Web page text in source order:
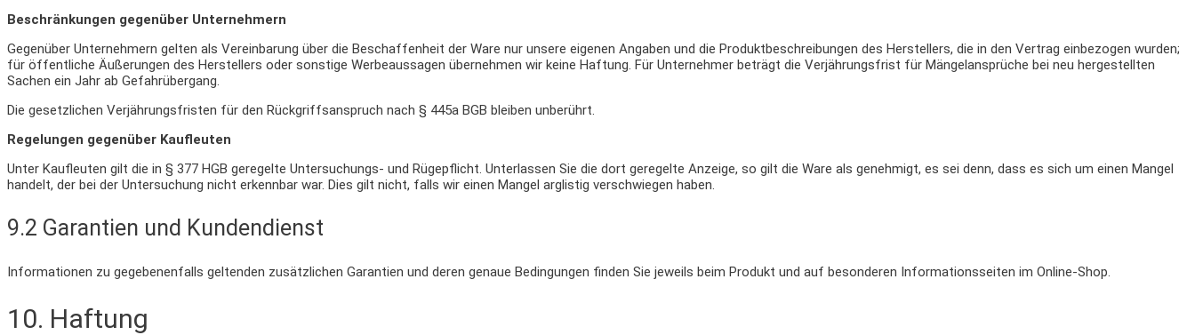
Beschränkungen gegenüber Unternehmern
Gegenüber Unternehmern gelten als Vereinbarung über die Beschaffenheit der Ware nur unsere eigenen Angaben und die Produktbeschreibungen des Herstellers, die in den Vertrag einbezogen wurden;
für öffentliche Äußerungen des Herstellers oder sonstige Werbeaussagen übernehmen wir keine Haftung. Für Unternehmer beträgt die Verjährungsfrist für Mängelansprüche bei neu hergestellten
Sachen ein Jahr ab Gefahrübergang.
Die gesetzlichen Verjährungsfristen für den Rückgriffsanspruch nach § 445a BGB bleiben unberührt.
Regelungen gegenüber Kaufleuten
Unter Kaufleuten gilt die in § 377 HGB geregelte Untersuchungs- und Rügepflicht. Unterlassen Sie die dort geregelte Anzeige, so gilt die Ware als genehmigt, es sei denn, dass es sich um einen Mangel
handelt, der bei der Untersuchung nicht erkennbar war. Dies gilt nicht, falls wir einen Mangel arglistig verschwiegen haben.
9.2 Garantien und Kundendienst
Informationen zu gegebenenfalls geltenden zusätzlichen Garantien und deren genaue Bedingungen finden Sie jeweils beim Produkt und auf besonderen Informationsseiten im Online-Shop.
10. Haftung​​​​​​​